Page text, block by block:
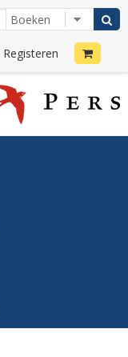
Registeren